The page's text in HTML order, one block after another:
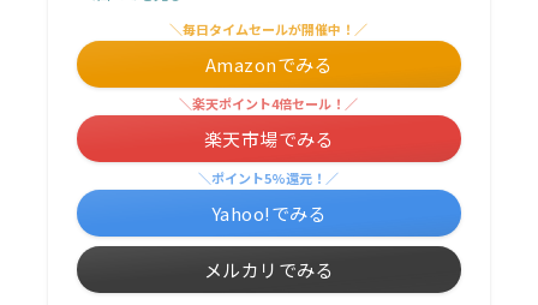
＼毎日タイムセールが開催中！／
Amazonでみる
＼楽天ポイント4倍セール！／
楽天市場でみる
＼ポイント5%還元！／
Yahoo!でみる
メルカリでみる